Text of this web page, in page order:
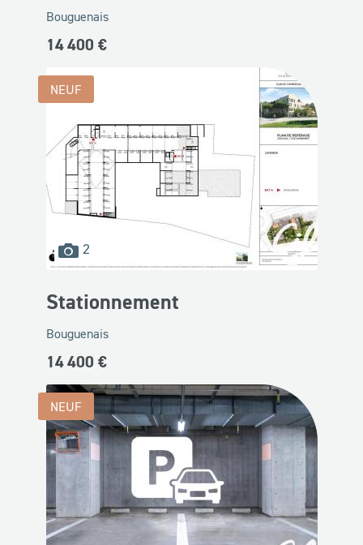
Bouguenais
14 400 €
2images
disponibles
NEUF
Stationnement
Bouguenais
14 400 €
NEUF